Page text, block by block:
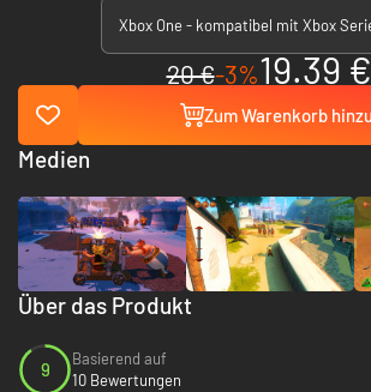
20 €-3%19.39 €
Zum Warenkorb
Über das Produkt
9
Basierend auf
10 Bewertungen
Medien